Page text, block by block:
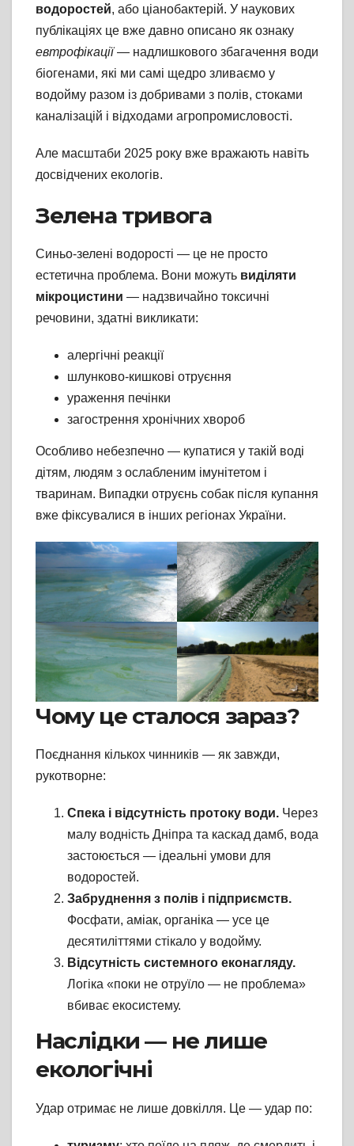
водоростей, або ціанобактерій. У наукових
публікаціях це вже давно описано як ознаку
евтрофікації— надлишкового збагачення води
біогенами, які ми самі щедро зливаємо у
водойму разом із добривами з полів, стоками
каналізацій і відходами агропромисловості.
Але масштаби 2025 року вже вражають навіть
досвідчених екологів.
Зелена тривога
Синьо-зелені водорості — це не просто
естетична проблема. Вони можуть виділяти
мікроцистини — надзвичайно токсичні
речовини, здатні викликати:
алергічні реакції
шлунково-кишкові отруєння
ураження печінки
загострення хронічних хвороб
Особливо небезпечно — купатися у такій воді
дітям, людям з ослабленим імунітетом і
тваринам. Випадки отруєнь собак після купання
вже фіксувалися в інших регіонах України.
Чому це сталося зараз?
Поєднання кількох чинників — як завжди,
рукотворне:
Спека і відсутність протоку води. Через
малу водність Дніпра та каскад дамб, вода
застоюється — ідеальні умови для
водоростей.
Забруднення з полів і підприємств.
Фосфати, аміак, органіка — усе це
десятиліттями стікало у водойму.
Відсутність системного еконагляду.
Логіка «поки не отруїло — не проблема»
вбиває екосистему.
Наслідки — не лише
екологічні
Удар отримає не лише довкілля. Це — удар по: